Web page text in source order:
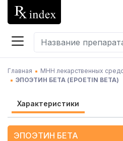
Главная МНН лекарственных
ЭПОЭТИН БЕТА (EPOETIN BETA)
Характеристики
ЭПОЭТИН БЕТА